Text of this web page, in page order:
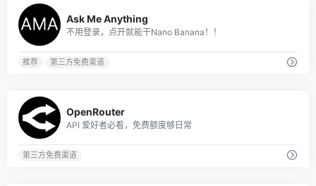
Ask Me Anything
不用登录，点开就能干Nano Banana！！
推荐 第三方免费渠道
OpenRouter
API 爱好者必看，免费额度够日常
第三方免费渠道